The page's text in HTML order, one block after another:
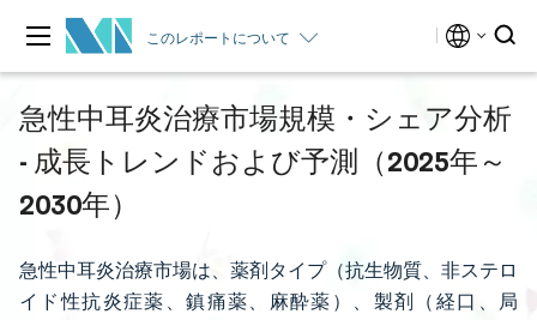
このレポートについて
急性中耳炎治療市場規模・シェア分析
- 成長トレンドおよび予測（2025年～
2030年）
急性中耳炎治療市場は、薬剤タイプ（抗生物質、非ステロ
イド性抗炎症薬、鎮痛薬、麻酔薬）、製剤（経口、局